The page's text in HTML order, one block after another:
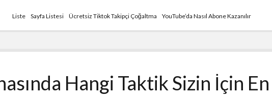
Liste Sayfa Listesi Ücretsiz Tiktok Takipçi Çoğaltma YouTube’da Nasıl Abone Kazanılır
Hangi Taktik Sizin İçin En